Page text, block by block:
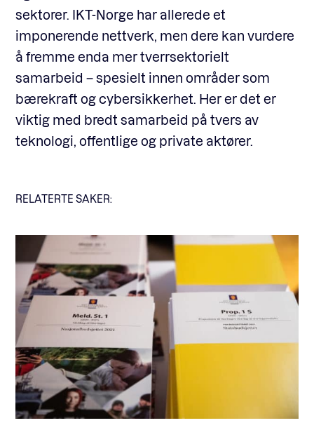
sektorer. IKT-Norge har allerede et
imponerende nettverk, men dere kan vurdere
å fremme enda mer tverrsektorielt
samarbeid – spesielt innen områder som
bærekraft og cybersikkerhet. Her er det er
viktig med bredt samarbeid på tvers av
teknologi, offentlige og private aktører.
RELATERTE SAKER: